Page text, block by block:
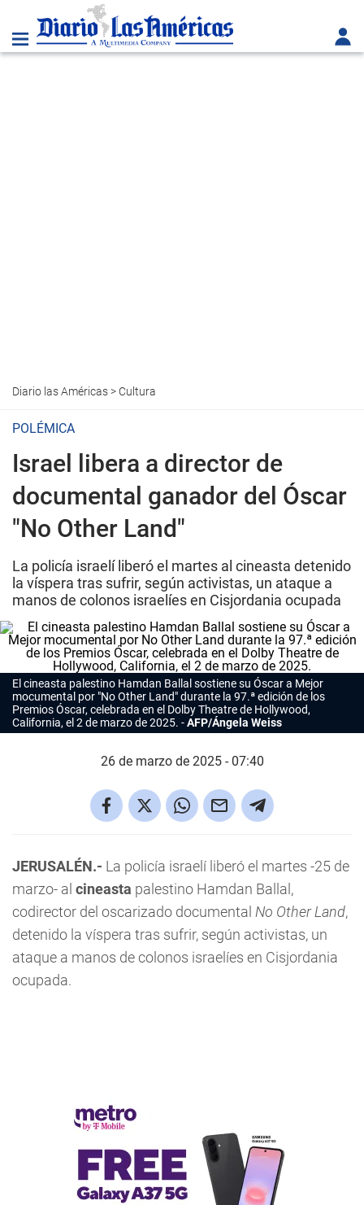
Diario las Américas> Cultura
POLÉMICA
Israel libera a director de
documental ganador del Óscar
"No Other Land"
La policía israelí liberó el martes al cineasta detenido
la víspera tras sufrir, según activistas, un ataque a
manos de colonos israelíes en Cisjordania ocupada
El cineasta palestino Hamdan Ballal sostiene su Óscar a Mejor
mocumental por "No Other Land" durante la 97.ª edición de los
Premios Óscar, celebrada en el Dolby Theatre de Hollywood,
California, el 2 de marzo de 2025.
AFP/Ángela Weiss
26 de marzo de 2025 - 07:40
JERUSALÉN.- La policía israelí liberó el martes -25 de
marzo- al cineasta palestino Hamdan Ballal,
codirector del oscarizado documental No Other Land,
detenido la víspera tras sufrir, según activistas, un
ataque a manos de colonos israelíes en Cisjordania
ocupada.